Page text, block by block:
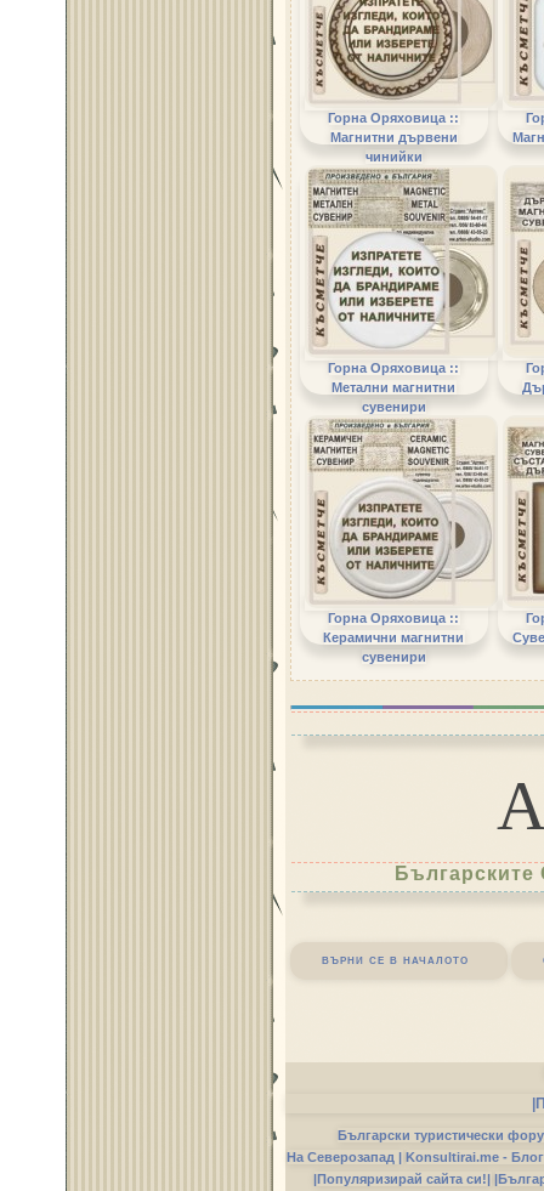
Горна Оряховица ::
Магнитни дървени
чинийки
Горна Оряховица ::
Метални магнитни
сувенири
Горна Оряховица ::
Керамични магнитни
сувенири
върни се в началото
Български туристически
На Северозапад | Konsultirai.me -
|Популяризирай сайта си!|